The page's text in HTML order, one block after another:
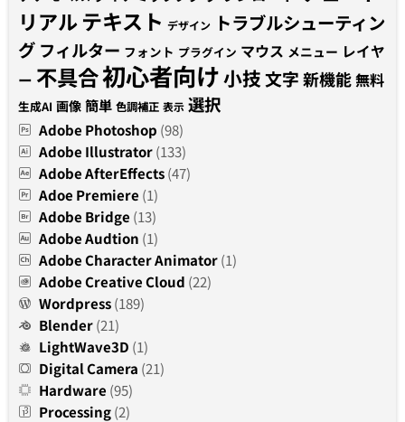
リアルテキスト デザイン トラブルシューティン
グ フィルター フォント プラグイン マウス メニュー レイヤ
ー 不具合初心者向け小技文字新機能無料
生成AI 画像 簡単 色調補正 表示 選択
Adobe Photoshop (98)
Adobe Illustrator(133)
Adobe AfterEffects(47)
Adoe Premiere (1)
Adobe Bridge (13)
Adobe Audtion (1)
Adobe Character Animator(1)
Adobe Creative Cloud (22)
Wordpress(189)
Blender(21)
LightWave3D (1)
Digital Camera (21)
Hardware (95)
Processing(2)